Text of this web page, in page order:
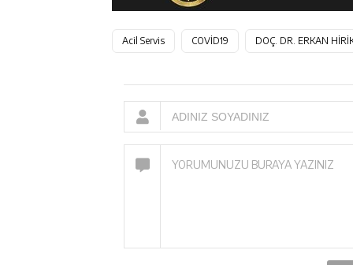
Acil Servis COVİD19 DOÇ. DR. ERKAN